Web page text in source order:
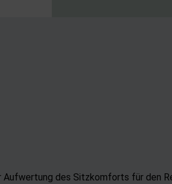
des Sitzkomforts für den